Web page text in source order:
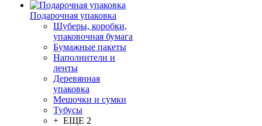
Подарочная упаковка
Шуберы, коробки,
упаковочная бумага
Бумажные пакеты
Наполнители и
ленты
Деревянная
упаковка
Мешочки и сумки
Тубусы
+ ЕЩЕ 2